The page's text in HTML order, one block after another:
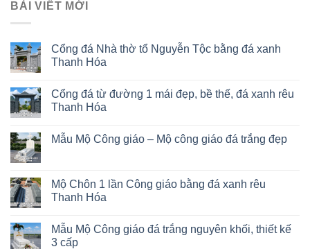
BÀI VIẾT MỚI
Cổng đá Nhà thờ tổ Nguyễn Tộc bằng đá xanh
Thanh Hóa
Cổng đá từ đường 1 mái đẹp, bề thế, đá xanh rêu
Thanh Hóa
Mẫu Mộ Công giáo – Mộ công giáo đá trắng đẹp
Mộ Chôn 1 lần Công giáo bằng đá xanh rêu
Thanh Hóa
Mẫu Mộ Công giáo đá trắng nguyên khối, thiết kế
3 cấp